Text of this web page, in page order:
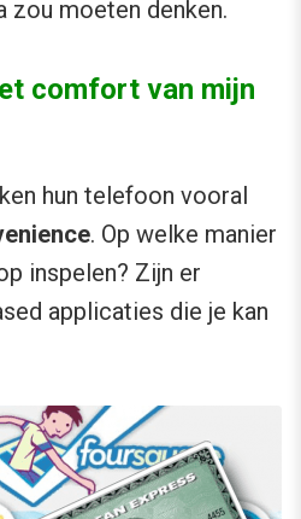
zou moeten denken.
comfort van mijn
hun telefoon vooral
. Op welke manier
inspelen? Zijn er
applicaties die je kan